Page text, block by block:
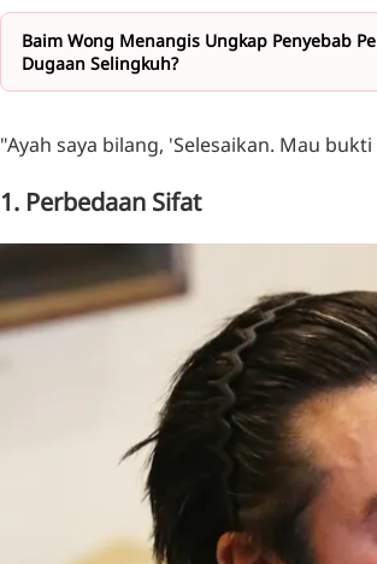
Baim Wong Menangis Ungkap Penyebab
Dugaan Selingkuh?
"Ayah saya bilang, 'Selesaikan. Mau
1. Perbedaan Sifat